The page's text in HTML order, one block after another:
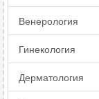
Венерология
Гинекология
Дерматология